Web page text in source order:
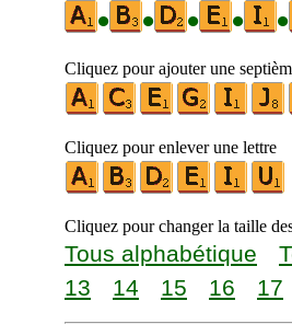
•
• • • •
Cliquez pour ajouter une
Cliquez pour enlever une lettre
Cliquez pour changer la taille
Tous alphabétique
13
14 15 16 17